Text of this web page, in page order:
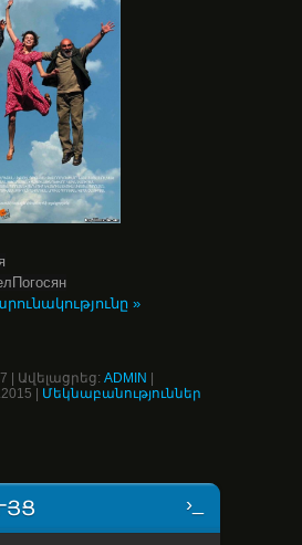
»
Ավելացրեց: ADMIN
Մեկնաբանություններ